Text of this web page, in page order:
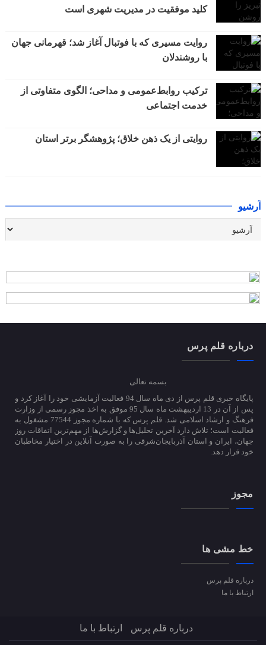
کلید موفقیت در مدیریت شهری است
روایت مسیری که با فوتبال آغاز شد؛ قهرمانی جهان
با روشندلان
ترکیب روابط‌عمومی و مداحی؛ الگوی متفاوتی از
خدمت اجتماعی
روایتی از یک ذهن خلاق؛ پژوهشگر برتر استان
آرشیو
درباره قلم پرس
بسمه تعالی
پایگاه خبری قلم پرس از دی ماه سال 94 فعالیت آزمایشی خود را آغاز کرد و
پس از آن در 13 اردیبهشت ماه سال 95 موفق به اخذ مجوز رسمی از وزارت
فرهنگ و ارشاد اسلامی شد. قلم پرس که با شماره مجوز 77544 مشغول به
فعالیت است؛ تلاش دارد آخرین تحلیل‌ها و گزارش‌ها از مهم‌ترین اتفاقات روز
جهان، ایران و استان آذربایجان‌شرقی را به صورت آنلاین در اختیار مخاطبان
خود قرار دهد.
مجوز
خط مشی ها
درباره قلم پرس
ارتباط با ما
درباره قلم پرس ارتباط با ما